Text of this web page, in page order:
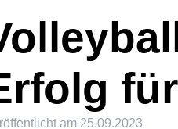
am 25.09.2023